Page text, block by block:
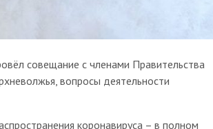
совещание с членами Правительства
вопросы деятельности
коронавируса – в полном